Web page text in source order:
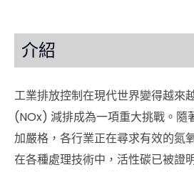
介紹
工業排放控制在現代世界變得越來
(NOx) 減排成為一項重大挑戰。隨
加嚴格，各行業正在尋求有效的氮
在各種處理技術中，活性碳已被證